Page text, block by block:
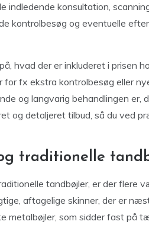
indledende konsultation,
kontrolbesøg og eventuelle
hvad der er inkluderet i prisen
fx ekstra kontrolbesøg eller
og langvarig behandlingen er,
og detaljeret tilbud, så du ved
traditionelle
tandbøjler, er der flere
aftagelige skinner, der er
metalbøjler, som sidder fast på